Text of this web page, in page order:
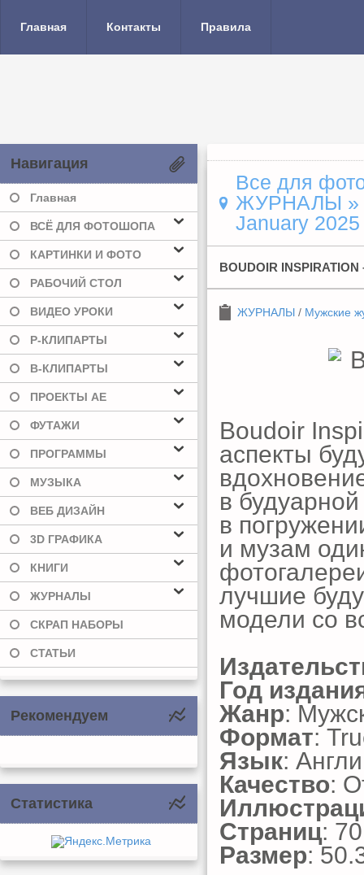
Главная Контакты Правила
Навигация
Главная
ВСЁ ДЛЯ ФОТОШОПА
КАРТИНКИ И ФОТО
РАБОЧИЙ СТОЛ
ВИДЕО УРОКИ
Р-КЛИПАРТЫ
В-КЛИПАРТЫ
ПРОЕКТЫ AE
ФУТАЖИ
ПРОГРАММЫ
МУЗЫКА
ВЕБ ДИЗАЙН
3D ГРАФИКА
КНИГИ
ЖУРНАЛЫ
СКРАП НАБОРЫ
СТАТЬИ
Рекомендуем
Статистика
Все для
ЖУРНАЛЫ »
January
BOUDOIR
ЖУРНАЛЫ / Мужские
Boudoir
аспекты
в
в
и музам
лучшие
модели со
Год
Жанр:
Формат:
Язык:
Качество:
Страниц: 70
Размер: